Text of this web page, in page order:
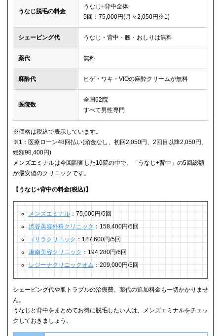
うなじ脱毛の料金
うなじ+背中全体
5回：75,000円(月々2,050円※1)
シェービング代 うなじ・背中・腰・おしりは無料
薬代 無料
麻酔代 ヒゲ・ワキ・VIOの麻酔クリームが無料
医院数
全国62院
すべて男性専門
※価格は税込で表示しています。
※1：医療ローン48回払い(頭金なし、初回2,050円、2回目以降2,050円、
総額98,400円)
メンズエミナルは今回調査した10院の中で、「うなじ+背中」の5回総額
が最安値のクリニックです。
【うなじ+背中の料金(税込)】
メンズエミナル：75,000円/5回
渋谷美容外科クリニック：158,400円/5回
ゴリラクリニック ：187,600円/5回
湘南美容クリニック：194,280円/6回
レジーナクリニックオム：209,000円/5回
シェービング代や肌トラブルの治療費、薬代の追加料金も一切かかりませ
ん。
うなじと背中をまとめてお得に脱毛したい人は、メンズエミナルをチェッ
クしておきましょう。